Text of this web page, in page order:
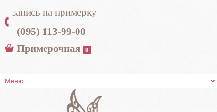
запись на примерку
(095) 113-99-00
Примерочная
0